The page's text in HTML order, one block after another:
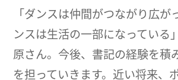
「ダンスは仲間がつながり広が
ンスは生活の一部になっている
原さん。今後、書記の経験を積
を担っていきます。近い将来、